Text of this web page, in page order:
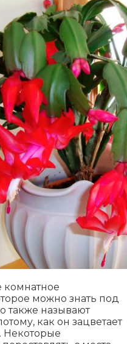
комнатное
можно знать под
также называют
как он зацветает
Некоторые